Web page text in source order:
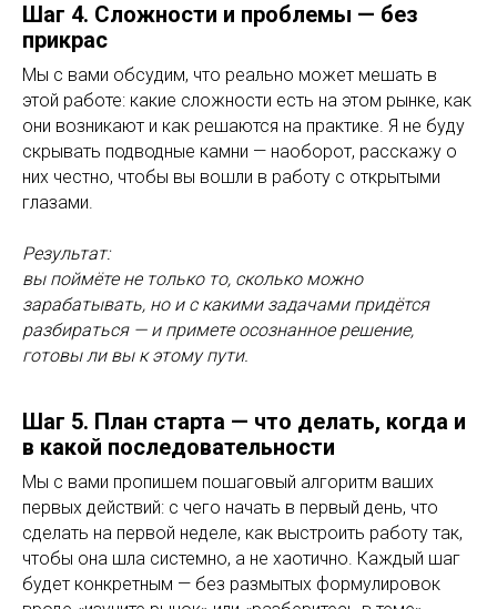
Шаг 4. Сложности и проблемы — без
прикрас
Мы с вами обсудим, что реально может мешать в
этой работе: какие сложности есть на этом рынке, как
они возникают и как решаются на практике. Я не буду
скрывать подводные камни — наоборот, расскажу о
них честно, чтобы вы вошли в работу с открытыми
глазами.
Результат:
вы поймёте не только то, сколько можно
зарабатывать, но и с какими задачами придётся
разбираться — и примете осознанное решение,
готовы ли вы к этому пути.
Шаг 5. План старта — что делать, когда и
в какой последовательности
Мы с вами пропишем пошаговый алгоритм ваших
первых действий: с чего начать в первый день, что
сделать на первой неделе, как выстроить работу так,
чтобы она шла системно, а не хаотично. Каждый шаг
будет конкретным — без размытых формулировок